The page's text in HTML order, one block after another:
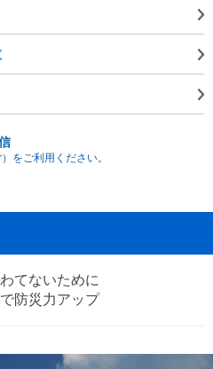
をご利用ください。
てないために
防災力アップ